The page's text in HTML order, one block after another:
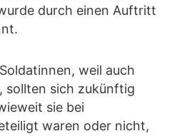
durch einen Auftritt
weil auch
sollten sich zukünftig
sie bei
waren oder nicht,